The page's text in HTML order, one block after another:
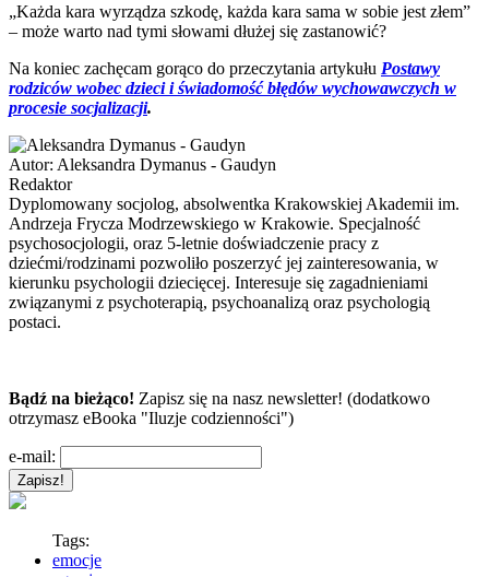
„Każda kara wyrządza szkodę, każda kara sama w sobie jest złem”
– może warto nad tymi słowami dłużej się zastanowić?
Na koniec zachęcam gorąco do przeczytania artykułu Postawy
rodziców wobec dzieci i świadomość błędów wychowawczych w
procesie socjalizacji.
Autor: Aleksandra Dymanus - Gaudyn
Redaktor
Dyplomowany socjolog, absolwentka Krakowskiej Akademii im.
Andrzeja Frycza Modrzewskiego w Krakowie. Specjalność
psychosocjologii, oraz 5-letnie doświadczenie pracy z
dziećmi/rodzinami pozwoliło poszerzyć jej zainteresowania, w
kierunku psychologii dziecięcej. Interesuje się zagadnieniami
związanymi z psychoterapią, psychoanalizą oraz psychologią
postaci.
Bądź na bieżąco! Zapisz się na nasz newsletter! (dodatkowo
otrzymasz eBooka "Iluzje codzienności")
e-mail:
Tags:
emocje